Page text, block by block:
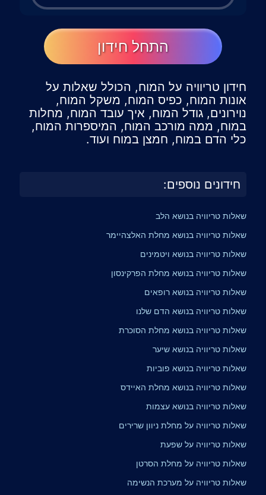
התחל חידון
חידון טריוויה על המוח, הכולל שאלות על
אונות המוח, כפיס המוח, משקל המוח,
נוירונים, גודל המוח, איך עובד המוח, מחלות
במוח, ממה מורכב המוח, המיספרות המוח,
כלי הדם במוח, חמצן במוח ועוד.
חידונים נוספים:
שאלות טריוויה בנושא הלב
שאלות טריוויה בנושא מחלת האלצהיימר
שאלות טריוויה בנושא ויטמינים
שאלות טריוויה בנושא מחלת הפרקינסון
שאלות טריוויה בנושא רופאים
שאלות טריוויה בנושא הדם שלנו
שאלות טריוויה בנושא מחלת הסוכרת
שאלות טריוויה בנושא שיער
שאלות טריוויה בנושא פוביות
שאלות טריוויה בנושא מחלת האיידס
שאלות טריוויה בנושא עצמות
שאלות טריוויה על מחלת ניוון שרירים
שאלות טריוויה על שפעת
שאלות טריוויה על מחלת הסרטן
שאלות טריוויה על מערכת הנשימה